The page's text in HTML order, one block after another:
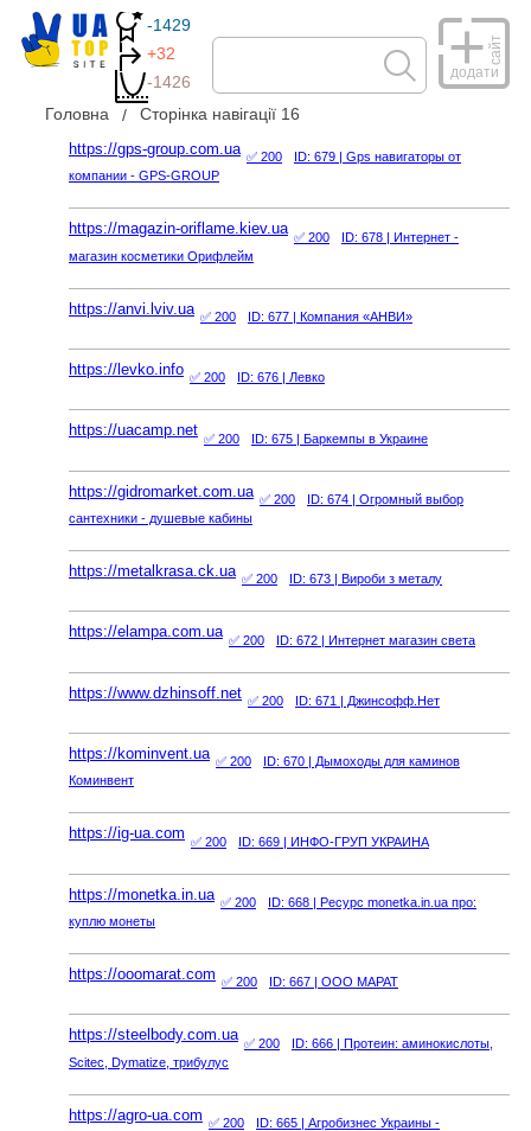
-1429
+32
-1426
додати
сайт
Головна Сторінка навігації 16
https://gps-group.com.ua ✅ 200 ID: 679 | Gps навигаторы от
компании - GPS-GROUP
https://magazin-oriflame.kiev.ua ✅ 200 ID: 678 | Интернет -
магазин косметики Орифлейм
https://anvi.lviv.ua ✅ 200 ID: 677 | Компания «АНВИ»
https://levko.info ✅ 200 ID: 676 | Левко
https://uacamp.net ✅ 200 ID: 675 | Баркемпы в Украине
https://gidromarket.com.ua ✅ 200 ID: 674 | Огромный выбор
сантехники - душевые кабины
https://metalkrasa.ck.ua ✅ 200 ID: 673 | Вироби з металу
https://elampa.com.ua ✅ 200 ID: 672 | Интернет магазин света
https://www.dzhinsoff.net ✅ 200 ID: 671 | Джинсофф.Нет
https://kominvent.ua ✅ 200 ID: 670 | Дымоходы для каминов
Коминвент
https://ig-ua.com ✅ 200 ID: 669 | ИНФО-ГРУП УКРАИНА
https://monetka.in.ua ✅ 200 ID: 668 | Ресурс monetka.in.ua про:
куплю монеты
https://ooomarat.com ✅ 200 ID: 667 | ООО МАРАТ
https://steelbody.com.ua ✅ 200 ID: 666 | Протеин: аминокислоты,
Scitec, Dymatize, трибулус
https://agro-ua.com ✅ 200 ID: 665 | Агробизнес Украины -